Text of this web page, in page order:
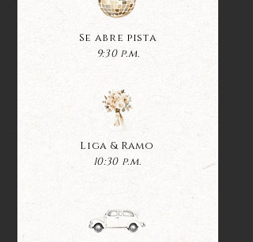
Se abre pista
9:30 p.m.
Liga & Ramo
10:30 p.m.